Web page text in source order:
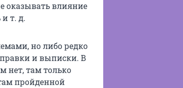
оказывать влияние
т. д.
но либо редко
и выписки. В
нет, там только
пройденной